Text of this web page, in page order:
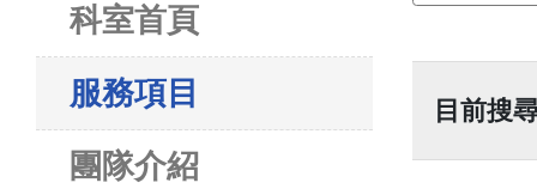
科室首頁
服務項目
團隊介紹
目前搜